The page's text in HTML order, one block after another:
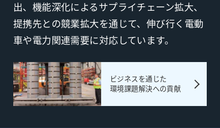
出、機能深化によるサプライチェーン拡大、
提携先との競業拡大を通じて、伸び行く電動
車や電力関連需要に対応しています。
ビジネスを通じた
環境課題解決への貢献